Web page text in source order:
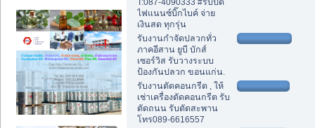
T:087-4090333 #รับปิด
ไฟแนนซ์บิ๊กไบค์ จ่าย
เงินสด ทุกรุ่น
รับงานกำจัดปลวกทั่ว
ภาคอีสาน ยูบี บักส์
เซอร์วิส รับวางระบบ
ป้องกันปลวก ขอนแก่น.
รับงานตัดคอนกรีต , ให้
เช่าเครื่องตัดคอนกรีต รับ
ตัดถนน รับตัดสะพาน
โทร089-6616557